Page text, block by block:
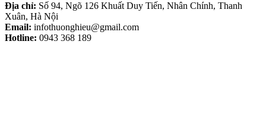
Địa chỉ: Số 94, Ngõ 126 Khuất Duy Tiến, Nhân Chính, Thanh
Xuân, Hà Nội
Email: infothuonghieu@gmail.com
Hotline: 0943 368 189